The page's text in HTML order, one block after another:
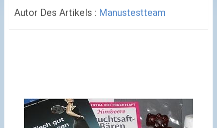
Autor Des Artikels : Manustestteam